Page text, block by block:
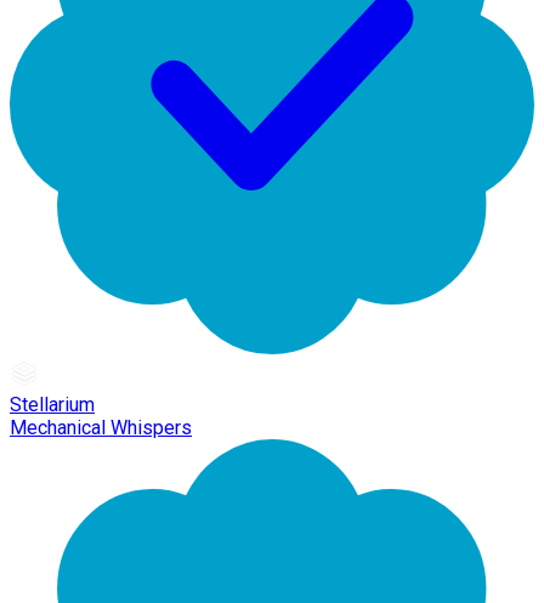
Stellarium
Mechanical Whispers